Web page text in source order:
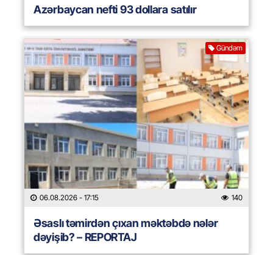
Azərbaycan nefti 93 dollara satılır
Gündəm
06.08.2026 - 17:15 140
Əsaslı təmirdən çıxan məktəbdə nələr
dəyişib? – REPORTAJ